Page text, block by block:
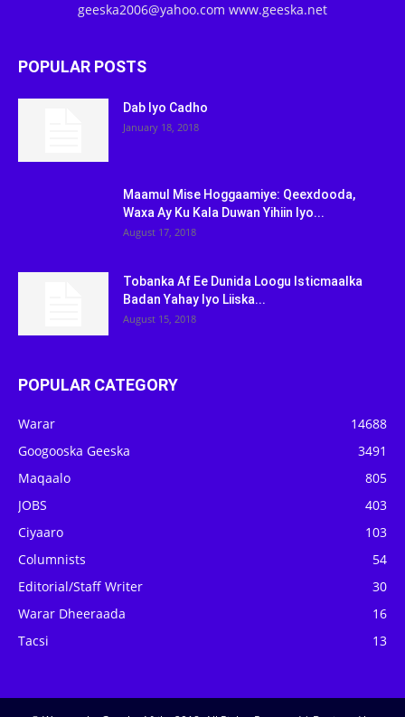
geeska2006@yahoo.com www.geeska.net
POPULAR POSTS
Dab Iyo Cadho
January 18, 2018
Maamul Mise Hoggaamiye: Qeexdooda,
Waxa Ay Ku Kala Duwan Yihiin Iyo...
August 17, 2018
Tobanka Af Ee Dunida Loogu Isticmaalka
Badan Yahay Iyo Liiska...
August 15, 2018
POPULAR CATEGORY
Warar
14688
Googooska Geeska
3491
Maqaalo
805
JOBS
403
Ciyaaro
103
Columnists
54
Editorial/Staff Writer
30
Warar Dheeraada
16
Tacsi
13